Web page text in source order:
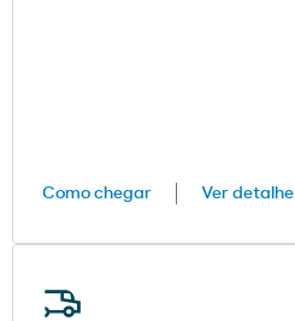
Como chegar Ver detalhe